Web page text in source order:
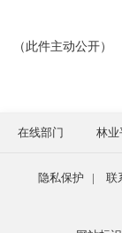
（此件主动公开）
在线部门 林业
隐私保护 | 联